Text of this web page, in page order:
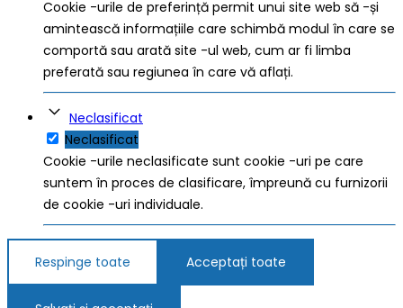
Cookie -urile de preferință permit unui site web să -și
amintească informațiile care schimbă modul în care se
comportă sau arată site -ul web, cum ar fi limba
preferată sau regiunea în care vă aflați.
Neclasificat
Neclasificat
Cookie -urile neclasificate sunt cookie -uri pe care
suntem în proces de clasificare, împreună cu furnizorii
de cookie -uri individuale.
Respinge toate Acceptați toate